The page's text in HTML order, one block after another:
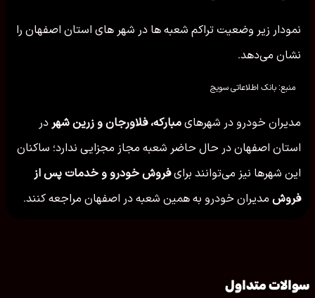
نمودار زیر وضعیت تراکم شعبه ها در شهر های استان اصفهان را
نشان می‌دهد.
منبع: بانک اطلاعاتی سویج
مدیران خودرو در شهرهای مبارکه، فلاورجان و زرین شهر در
استان اصفهان در حال حاضر شعبه مجاز مجزایی ندارد؛ ساکنان
این شهرها نیز می‌توانند برایفروش خودرو و خدمات پس از
فروش مدیران خودرو به همین شعبه در اصفهان مراجعه کنند.
سوالات متداول